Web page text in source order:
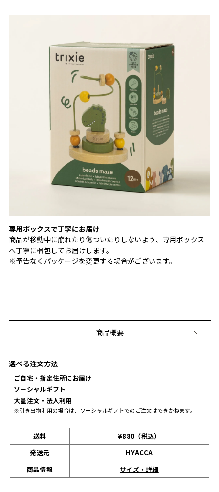
専用ボックスで丁寧にお届け
商品が移動中に崩れたり傷ついたりしないよう、専用ボックス
へ丁寧に梱包してお届けします。
※予告なくパッケージを変更する場合がございます。
商品概要
選べる注文方法
ご自宅・指定住所にお届け
ソーシャルギフト
大量注文・法人利用
※引き出物利用の場合は、ソーシャルギフトでのご注文はできかねます。
送料
¥880（税込）
発送元
HYACCA
商品情報
サイズ・詳細